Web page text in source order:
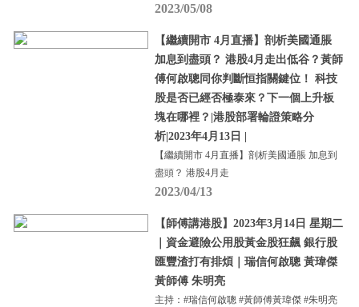
2023/05/08
【繼續開市 4月直播】剖析美國通脹
加息到盡頭？ 港股4月走出低谷？黃師
傅何啟聰同你判斷恒指關鍵位！ 科技
股是否已經否極泰來？下一個上升板
塊在哪裡？|港股部署輪證策略分
析|2023年4月13日 |
【繼續開市 4月直播】剖析美國通脹 加息到
盡頭？ 港股4月走
2023/04/13
【師傅講港股】2023年3月14日 星期二
｜資金避險公用股黃金股狂飆 銀行股
匯豐渣打有排煩｜瑞信何啟聰 黃瑋傑
黃師傅 朱明亮
主持：#瑞信何啟聰 #黃師傅黃瑋傑 #朱明亮